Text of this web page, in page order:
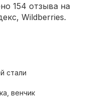
154 отзыва на
Wildberries.
стали
венчик